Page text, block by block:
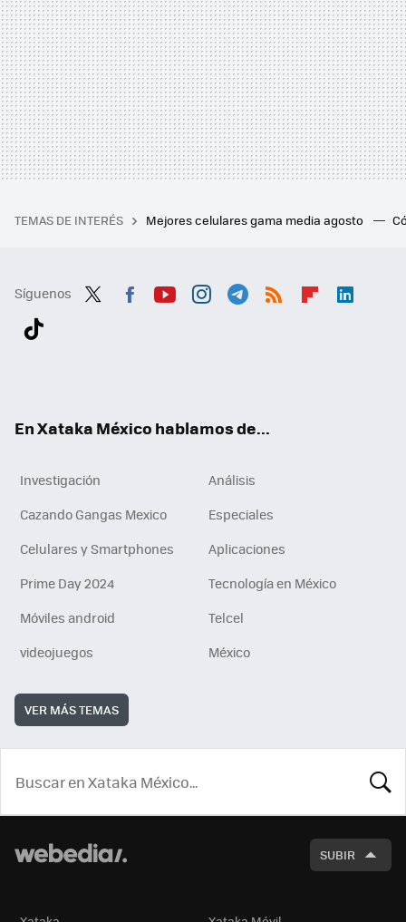
TEMAS DE INTERÉS Mejores celulares gama media agosto
Síguenos
En Xataka México hablamos de...
Investigación
Análisis
Cazando Gangas Mexico
Especiales
Celulares y Smartphones
Aplicaciones
Prime Day 2024
Tecnología en México
Móviles android
Telcel
videojuegos
México
VER MÁS TEMAS
SUBIR